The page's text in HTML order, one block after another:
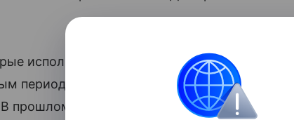
используют такие клиенты стал
периодом, во время которого банк
прошлом году рост ставок стимулировал